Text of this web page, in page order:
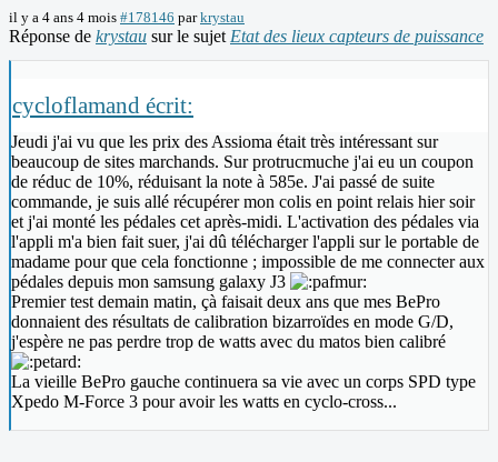
il y a 4 ans 4 mois #178146 parkrystau
Réponse de krystau sur le sujet Etat des lieux capteurs de puissance
cycloflamand écrit:
Jeudi j'ai vu que les prix des Assioma était très intéressant sur
beaucoup de sites marchands. Sur protrucmuche j'ai eu un coupon
de réduc de 10%, réduisant la note à 585e. J'ai passé de suite
commande, je suis allé récupérer mon colis en point relais hier soir
et j'ai monté les pédales cet après-midi. L'activation des pédales via
l'appli m'a bien fait suer, j'ai dû télécharger l'appli sur le portable de
madame pour que cela fonctionne ; impossible de me connecter aux
pédales depuis mon samsung galaxy J3
Premier test demain matin, çà faisait deux ans que mes BePro
donnaient des résultats de calibration bizarroïdes en mode G/D,
j'espère ne pas perdre trop de watts avec du matos bien calibré
La vieille BePro gauche continuera sa vie avec un corps SPD type
Xpedo M-Force 3 pour avoir les watts en cyclo-cross...